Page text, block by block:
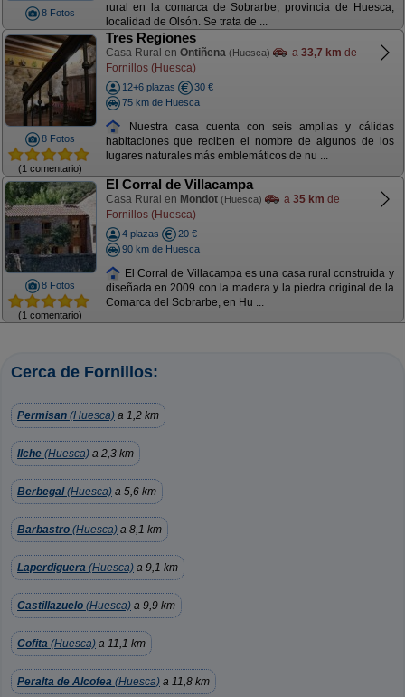
8 Fotos
rural en la comarca de Sobrarbe, provincia de Huesca,
localidad de Olsón. Se trata de ...
8 Fotos
(1 comentario)
Tres Regiones
Casa Rural en Ontiñena (Huesca) a 33,7 km de
Fornillos (Huesca)
12+6 plazas
30 €
75 km de Huesca
Nuestra casa cuenta con seis amplias y cálidas
habitaciones que reciben el nombre de algunos de los
lugares naturales más emblemáticos de nu ...
8 Fotos
(1 comentario)
El Corral de Villacampa
Casa Rural en Mondot (Huesca) a 35 km de
Fornillos (Huesca)
4 plazas
20 €
90 km de Huesca
El Corral de Villacampa es una casa rural construida y
diseñada en 2009 con la madera y la piedra original de la
Comarca del Sobrarbe, en Hu ...
Cerca de Fornillos:
Permisan (Huesca) a 1,2 km
Ilche (Huesca) a 2,3 km
Berbegal(Huesca) a 5,6 km
Barbastro (Huesca) a 8,1 km
Laperdiguera (Huesca) a 9,1 km
Castillazuelo (Huesca) a 9,9 km
Cofita (Huesca) a 11,1 km
Peralta de Alcofea (Huesca) a 11,8 km